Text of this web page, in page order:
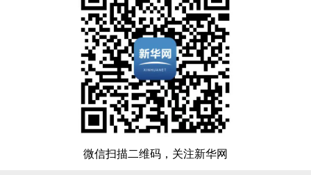
微信扫描二维码，关注新华网